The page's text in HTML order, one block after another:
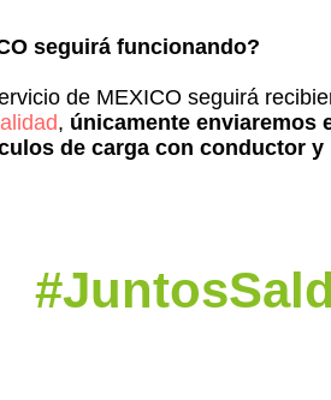
seguirá funcionando?
de MEXICO seguirá
, únicamente enviaremos
de carga con conductor